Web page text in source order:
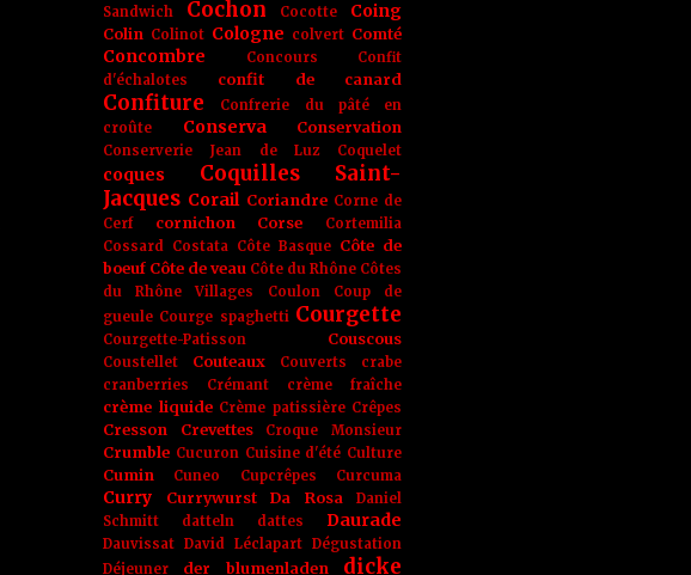
Sandwich
Cochon Cocotte Coing
Colin Colinot Cologne colvert Comté
Concombre Concours
Confit
d'échalotes
confit de canard
Confiture
Confrerie du pâté en
croûte
Conserva Conservation
Conserverie Jean de Luz Coquelet
coques
Coquilles Saint-
Jacques Corail Coriandre Corne de
Cerf
cornichon Corse
Cortemilia
Cossard Costata Côte Basque Côte de
boeuf Côte de veau Côte du Rhône Côtes
du Rhône Villages
Coulon
Coup de
gueule Courge spaghetti Courgette
Courgette-Patisson Couscous
Coustellet Couteaux Couverts
crabe
cranberries
Crémant crème fraîche
crème liquide Crème patissière Crêpes
Cresson Crevettes Croque Monsieur
Crumble Cucuron Cuisine d'été Culture
Cumin Cuneo Cupcrêpes Curcuma
Curry Currywurst Da Rosa
Daniel
Schmitt
datteln dattes Daurade
Dauvissat David Léclapart Dégustation
Déjeuner
der blumenladen dicke